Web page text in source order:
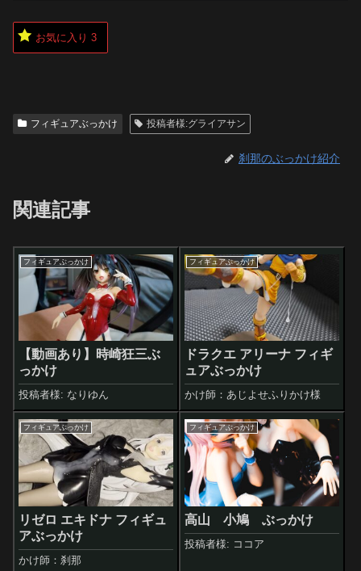
お気に入り 3
フィギュアぶっかけ 投稿者様:グライアサン
刹那のぶっかけ紹介
関連記事
フィギュアぶっかけ
【動画あり】時崎狂三ぶ
っかけ
投稿者様: なりゆん
フィギュアぶっかけ
ドラクエ アリーナ フィギ
ュアぶっかけ
かけ師：あじよせふりかけ様
フィギュアぶっかけ
リゼロ エキドナ フィギュ
アぶっかけ
かけ師：刹那
フィギュアぶっかけ
高山 小鳩 ぶっかけ
投稿者様: ココア